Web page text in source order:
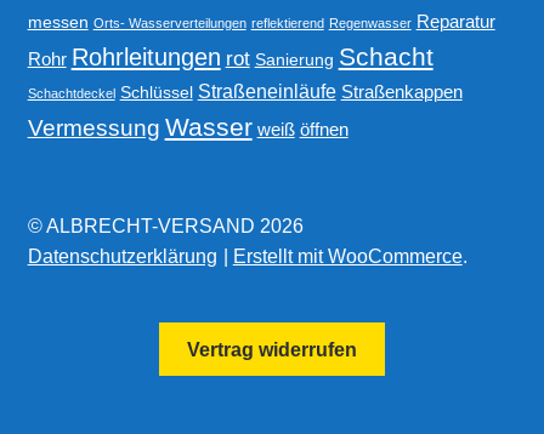
messen Orts- Wasserverteilungen reflektierend Regenwasser Reparatur
Rohr Rohrleitungen rot Sanierung Schacht
Schachtdeckel Schlüssel Straßeneinläufe Straßenkappen
Vermessung Wasser weiß öffnen
© ALBRECHT-VERSAND 2026
Datenschutzerklärung
Erstellt mit WooCommerce.
Vertrag widerrufen